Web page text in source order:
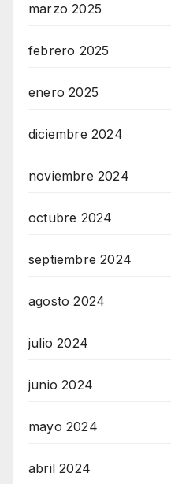
marzo 2025
febrero 2025
enero 2025
diciembre 2024
noviembre 2024
octubre 2024
septiembre 2024
agosto 2024
julio 2024
junio 2024
mayo 2024
abril 2024